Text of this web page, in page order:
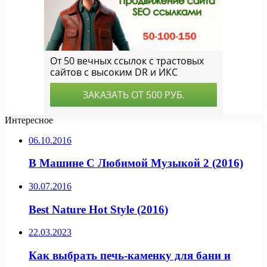
Интересное
06.10.2016
В Машине С Любимой Музыкой 2 (2016)
30.07.2016
Best Nature Hot Style (2016)
22.03.2023
Как выбрать печь-каменку для бани и